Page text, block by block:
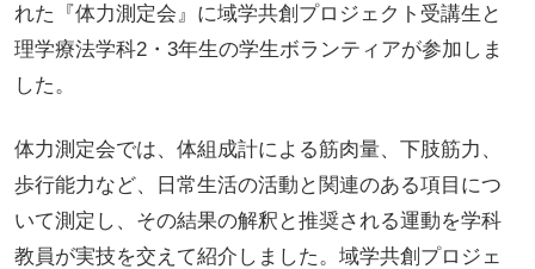
れた『体力測定会』に域学共創プロジェクト受講生と
理学療法学科2・3年生の学生ボランティアが参加しま
した。
体力測定会では、体組成計による筋肉量、下肢筋力、
歩行能力など、日常生活の活動と関連のある項目につ
いて測定し、その結果の解釈と推奨される運動を学科
教員が実技を交えて紹介しました。域学共創プロジェ